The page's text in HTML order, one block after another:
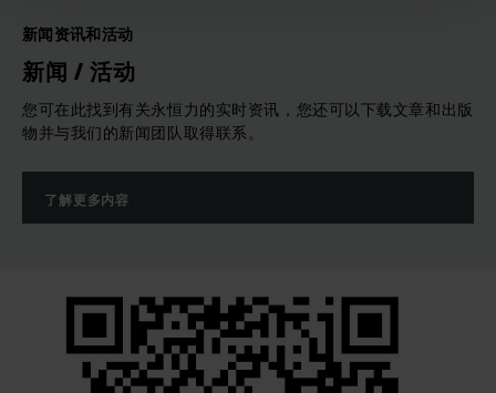
新闻资讯和活动
新闻 / 活动
您可在此找到有关永恒力的实时资讯，您还可以下载文章和出版
物并与我们的新闻团队取得联系。
了解更多内容